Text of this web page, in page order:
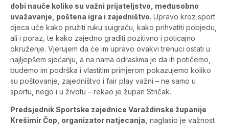
dobi nauče koliko su važni prijateljstvo, međusobno
uvažavanje, poštena igra i zajedništvo. Upravo kroz sport
djeca uče kako pružiti ruku suigraču, kako prihvatiti pobjedu,
ali i poraz, te kako zajedno graditi pozitivno i poticajno
okruženje. Vjerujem da će im upravo ovakvi trenuci ostati u
najljepšem sjećanju, a na nama odraslima je da ih potičemo,
budemo im podrška i vlastitim primjerom pokazujemo koliko
su poštovanje, zajedništvo i fair play važni – ne samo u
sportu, nego i u životu – rekao je župan Stričak.
Predsjednik Sportske zajednice Varaždinske županije
Krešimir Čop, organizator natjecanja, naglasio je važnost